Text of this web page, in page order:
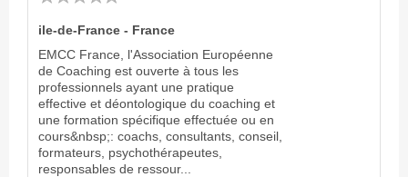
ile-de-France - France
EMCC France, l'Association Européenne
de Coaching est ouverte à tous les
professionnels ayant une pratique
effective et déontologique du coaching et
une formation spécifique effectuée ou en
cours&nbsp;: coachs, consultants, conseil,
formateurs, psychothérapeutes,
responsables de ressour...